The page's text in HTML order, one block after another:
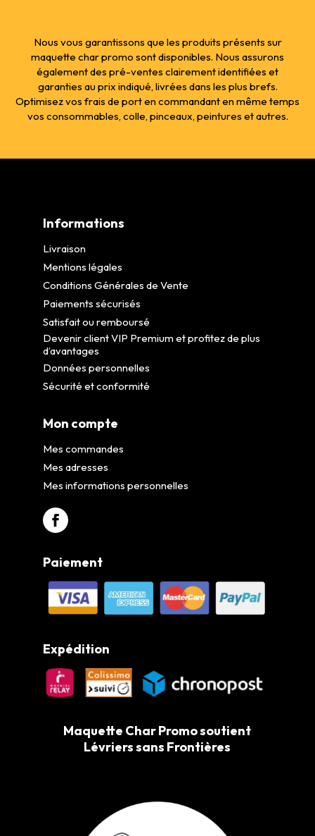
Nous vous garantissons que les produits présents sur
maquette char promo sont disponibles. Nous assurons
également des pré-ventes clairement identifiées et
garanties au prix indiqué, livrées dans les plus brefs.
Optimisez vos frais de port en commandant en même temps
vos consommables, colle, pinceaux, peintures et autres.
Informations
Livraison
Mentions légales
Conditions Générales de Vente
Paiements sécurisés
Satisfait ou remboursé
Devenir client VIP Premium et profitez de plus
d’avantages
Données personnelles
Sécurité et conformité
Mon compte
Mes commandes
Mes adresses
Mes informations personnelles
Paiement
Expédition
Maquette Char Promo soutient
Lévriers sans Frontières